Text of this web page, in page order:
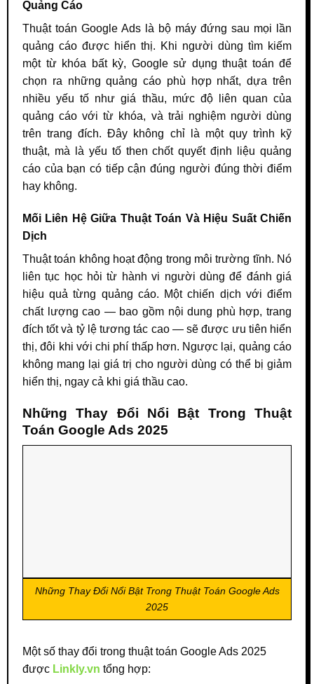
Quảng Cáo
Thuật toán Google Ads là bộ máy đứng sau mọi lần
quảng cáo được hiển thị. Khi người dùng tìm kiếm
một từ khóa bất kỳ, Google sử dụng thuật toán để
chọn ra những quảng cáo phù hợp nhất, dựa trên
nhiều yếu tố như giá thầu, mức độ liên quan của
quảng cáo với từ khóa, và trải nghiệm người dùng
trên trang đích. Đây không chỉ là một quy trình kỹ
thuật, mà là yếu tố then chốt quyết định liệu quảng
cáo của bạn có tiếp cận đúng người đúng thời điểm
hay không.
Mối Liên Hệ Giữa Thuật Toán Và Hiệu Suất Chiến
Dịch
Thuật toán không hoạt động trong môi trường tĩnh. Nó
liên tục học hỏi từ hành vi người dùng để đánh giá
hiệu quả từng quảng cáo. Một chiến dịch với điểm
chất lượng cao — bao gồm nội dung phù hợp, trang
đích tốt và tỷ lệ tương tác cao — sẽ được ưu tiên hiển
thị, đôi khi với chi phí thấp hơn. Ngược lại, quảng cáo
không mang lại giá trị cho người dùng có thể bị giảm
hiển thị, ngay cả khi giá thầu cao.
Những Thay Đổi Nổi Bật Trong Thuật
Toán Google Ads 2025
Những Thay Đổi Nổi Bật Trong Thuật Toán Google Ads
2025
Một số thay đổi trong thuật toán Google Ads 2025
được Linkly.vn tổng hợp: